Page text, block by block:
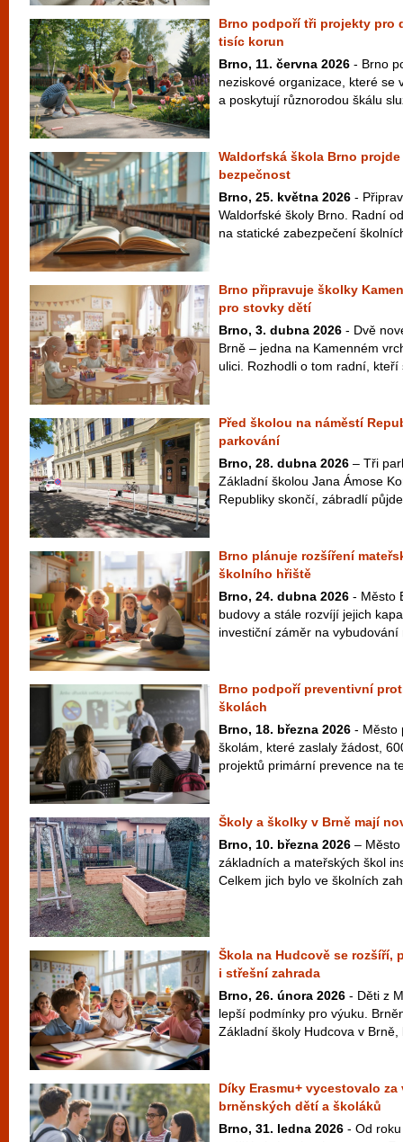
Brno podpoří tři projekty pro
tisíc korun
Brno, 11. června 2026 - Brno
neziskové organizace, které se
a poskytují různorodou škálu
Waldorfská škola Brno
bezpečnost
Brno, 25. května 2026 -
Waldorfské školy Brno. Radní
na statické zabezpečení
Brno připravuje školky
pro stovky dětí
Brno, 3. dubna 2026 - Dvě
Brně – jedna na Kamenném
ulici. Rozhodli o tom radní, kteří
Před školou na náměstí
parkování
Brno, 28. dubna 2026 – Tři
Základní školou Jana Ámose
Republiky skončí, zábradlí
Brno plánuje rozšíření
školního hřiště
Brno, 24. dubna 2026 - Město
budovy a stále rozvíjí jejich
investiční záměr na
Brno podpoří preventivní
školách
Brno, 18. března 2026 - Město
školám, které zaslaly žádost,
projektů primární prevence na
Školy a školky v Brně mají
Brno, 10. března 2026 –
základních a mateřských škol
Celkem jich bylo ve školních
Škola na Hudcově se rozšíří,
i střešní zahrada
Brno, 26. února 2026 - Děti z
lepší podmínky pro výuku.
Základní školy Hudcova v Brně,
Díky Erasmu+ vycestovalo za
brněnských dětí a školáků
Brno, 31. ledna 2026 - Od